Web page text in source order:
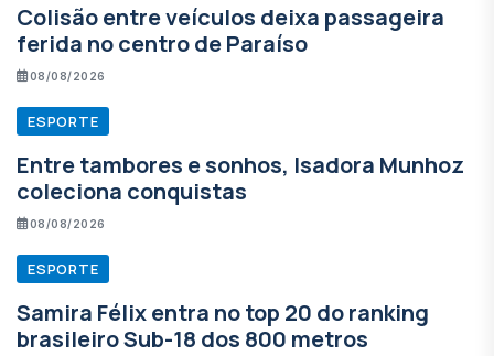
Colisão entre veículos deixa passageira
ferida no centro de Paraíso
08/08/2026
ESPORTE
Entre tambores e sonhos, Isadora Munhoz
coleciona conquistas
08/08/2026
ESPORTE
Samira Félix entra no top 20 do ranking
brasileiro Sub-18 dos 800 metros